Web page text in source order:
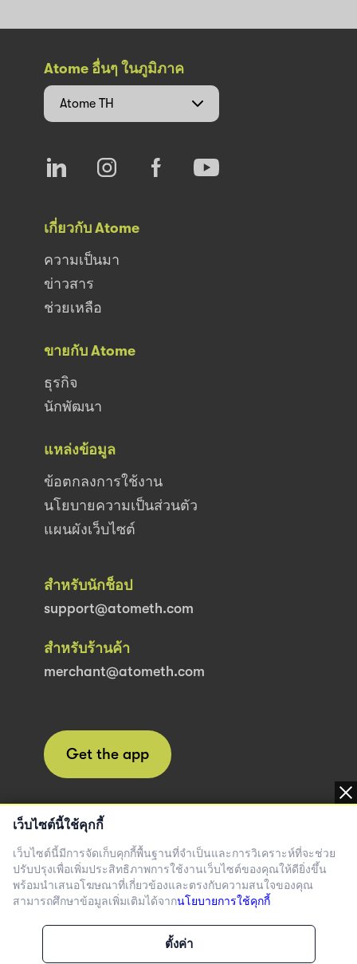
Atome อื่นๆ ในภูมิภาค
Atome TH
เกี่ยวกับ Atome
ความเป็นมา
ข่าวสาร
ช่วยเหลือ
ขายกับ Atome
ธุรกิจ
นักพัฒนา
แหล่งข้อมูล
ข้อตกลงการใช้งาน
นโยบายความเป็นส่วนตัว
แผนผังเว็บไซต์
สำหรับนักช็อป
support@atometh.com
สำหรับร้านค้า
merchant@atometh.com
Get the app
กู้เท่าที่จำเป็นและชำระคืนไหว อัตราดอกเบี้ย 0-15% ต่อปี
ลิขสิทธิ์ 2024 Atome สงวนลิขสิทธิ์.
เว็บไซต์นี้ใช้คุกกี้
เว็บไซต์นี้มีการจัดเก็บคุกกี้พื้นฐานที่จำเป็นและการวิเคราะห์ที่จะช่วย
ปรับปรุงเพื่อเพิ่มประสิทธิภาพการใช้งานเว็บไซต์ของคุณให้ดียิ่งขึ้น
พร้อมนำเสนอโฆษณาที่เกี่ยวข้องและตรงกับความสนใจของคุณ
สามารถศึกษาข้อมูลเพิ่มเติมได้จากนโยบายการใช้คุกกี้
ตั้งค่า